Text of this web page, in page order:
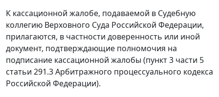
К кассационной жалобе, подаваемой в Судебную
коллегию Верховного Суда Российской Федерации,
прилагаются, в частности доверенность или иной
документ, подтверждающие полномочия на
подписание кассационной жалобы (пункт 3 части 5
статьи 291.3 Арбитражного процессуального кодекса
Российской Федерации).